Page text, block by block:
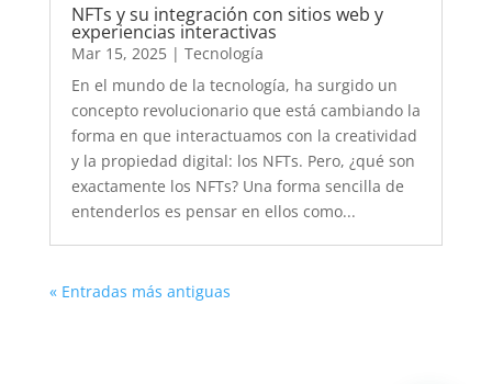
NFTs y su integración con sitios web y
experiencias interactivas
Mar 15, 2025| Tecnología
En el mundo de la tecnología, ha surgido un
concepto revolucionario que está cambiando la
forma en que interactuamos con la creatividad
y la propiedad digital: los NFTs. Pero, ¿qué son
exactamente los NFTs? Una forma sencilla de
entenderlos es pensar en ellos como...
« Entradas más antiguas